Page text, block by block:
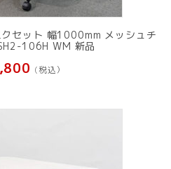
セット 幅1000mm メッシュチ
106H WM 新品
(税込）